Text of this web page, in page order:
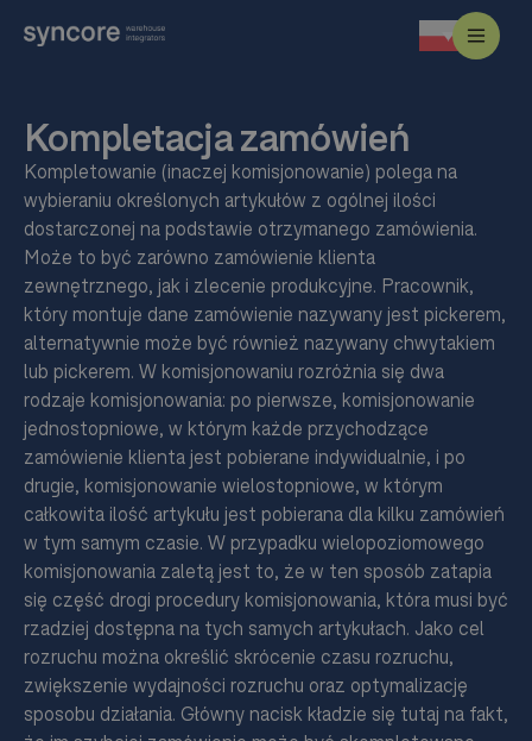
Kompletacja zamówień
Kompletowanie (inaczej komisjonowanie) polega na
wybieraniu określonych artykułów z ogólnej ilości
dostarczonej na podstawie otrzymanego zamówienia.
Może to być zarówno zamówienie klienta
zewnętrznego, jak i zlecenie produkcyjne. Pracownik,
który montuje dane zamówienie nazywany jest pickerem,
alternatywnie może być również nazywany chwytakiem
lub pickerem. W komisjonowaniu rozróżnia się dwa
rodzaje komisjonowania: po pierwsze, komisjonowanie
jednostopniowe, w którym każde przychodzące
zamówienie klienta jest pobierane indywidualnie, i po
drugie, komisjonowanie wielostopniowe, w którym
całkowita ilość artykułu jest pobierana dla kilku zamówień
w tym samym czasie. W przypadku wielopoziomowego
komisjonowania zaletą jest to, że w ten sposób zatapia
się część drogi procedury komisjonowania, która musi być
rzadziej dostępna na tych samych artykułach. Jako cel
rozruchu można określić skrócenie czasu rozruchu,
zwiększenie wydajności rozruchu oraz optymalizację
sposobu działania. Główny nacisk kładzie się tutaj na fakt,